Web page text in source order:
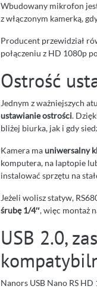
Wbudowany mikrofon
z włączonym kamerką,
Producent przewidział
połączeniu z HD 1080p
Ostrość
Jednym z ważniejszych
ustawianie ostrości.
bliżej biurka, jak i gdy
Kamera mauniwersalny
komputera, na laptopie
instalować sprzętu na
Jeżeli wolisz statyw,
śrubę 1/4″, więc montaż
USB 2.0,
Nanors USB Nano RS HD